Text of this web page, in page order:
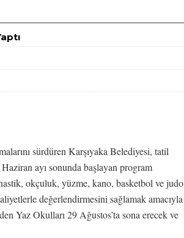
sürdüren Karşıyaka Belediyesi, tatil
ayı sonunda başlayan program
okçuluk, yüzme, kano, basketbol ve judo
değerlendirmesini sağlamak amacıyla
Yaz Okulları 29 Ağustos’ta sona erecek ve